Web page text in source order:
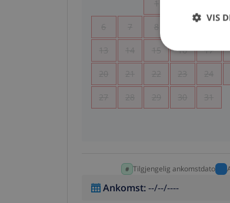
1
6 7 8
13 14 15 16 17
20 21 22 23 24
27 28 29 30 31
Tilgjengelig ankomstdato
Ankomst:--/--/----
VIS